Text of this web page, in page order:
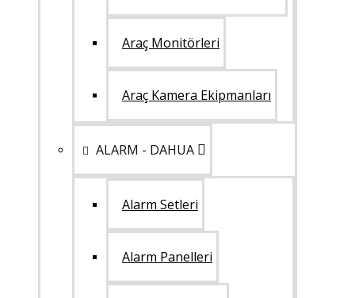
Araç Monitörleri
Araç Kamera Ekipmanları
ALARM - DAHUA
Alarm Setleri
Alarm Panelleri